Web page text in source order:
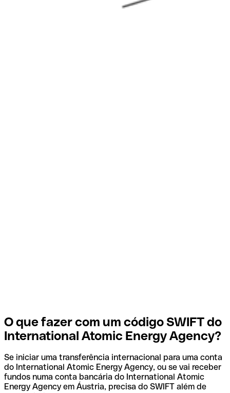
O que fazer com um código SWIFT do
International Atomic Energy Agency?
Se iniciar uma transferência internacional para uma conta
do International Atomic Energy Agency, ou se vai receber
fundos numa conta bancária do International Atomic
Energy Agency em Áustria, precisa do SWIFT além de